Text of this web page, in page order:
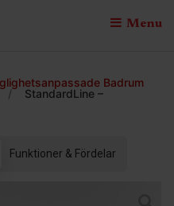
Menu
Badrum
/
StandardLine –
Funktioner & Fördelar